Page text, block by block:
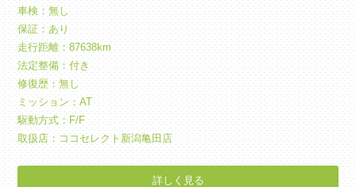
車検：無し
保証：あり
走行距離：87638km
法定整備：付き
修復歴：無し
ミッション：AT
駆動方式：F/F
取扱店：ココセレクト新潟亀田店
詳しく見る